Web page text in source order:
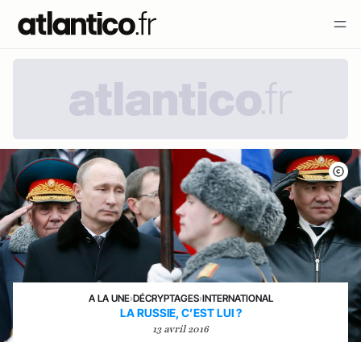
A LA UNE›DÉCRYPTAGES›INTERNATIONAL
LA RUSSIE, C’EST LUI ?
13 avril 2016